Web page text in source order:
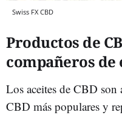
Swiss FX CBD
Productos de
compañeros de
Los aceites de CBD son
CBD más populares y